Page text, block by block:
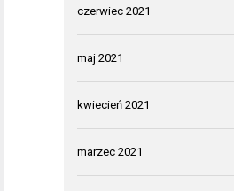
czerwiec 2021
maj 2021
kwiecień 2021
marzec 2021